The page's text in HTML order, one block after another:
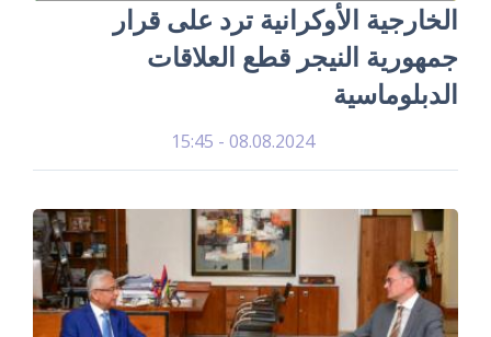
الخارجية الأوكرانية ترد على قرار
جمهورية النيجر قطع العلاقات
الدبلوماسية
08.08.2024 - 15:45